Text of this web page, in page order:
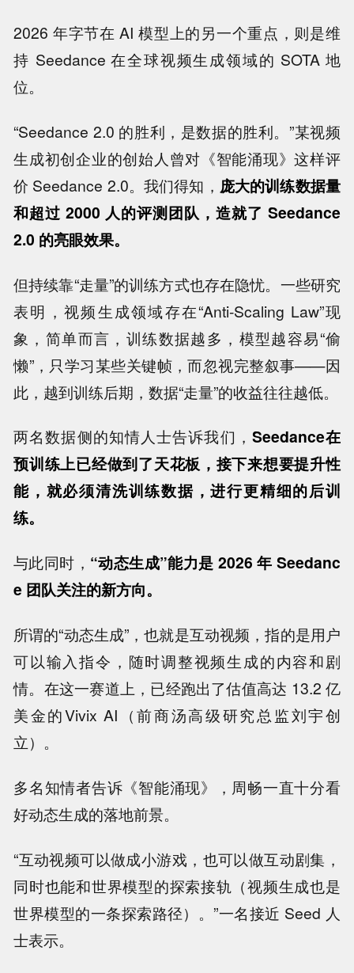
2026 年字节在 AI 模型上的另一个重点，则是维
持 Seedance 在全球视频生成领域的 SOTA 地
位。
“Seedance 2.0 的胜利，是数据的胜利。”某视频
生成初创企业的创始人曾对《智能涌现》这样评
价 Seedance 2.0。我们得知， 庞大的训练数据量
和超过 2000 人的评测团队，造就了 Seedance
2.0 的亮眼效果。
但持续靠“走量”的训练方式也存在隐忧。一些研究
表明，视频生成领域存在“Anti-Scaling Law”现
象，简单而言，训练数据越多，模型越容易“偷
懒”，只学习某些关键帧，而忽视完整叙事——因
此，越到训练后期，数据“走量”的收益往往越低。
两名数据侧的知情人士告诉我们， Seedance在
预训练上已经做到了天花板，接下来想要提升性
能，就必须清洗训练数据，进行更精细的后训
练。
与此同时， “动态生成”能力是 2026 年 Seedanc
e 团队关注的新方向。
所谓的“动态生成”，也就是互动视频，指的是用户
可以输入指令，随时调整视频生成的内容和剧
情。在这一赛道上，已经跑出了估值高达 13.2 亿
美金的Vivix AI（前商汤高级研究总监刘宇创
立）。
多名知情者告诉《智能涌现》，周畅一直十分看
好动态生成的落地前景。
“互动视频可以做成小游戏，也可以做互动剧集，
同时也能和世界模型的探索接轨（视频生成也是
世界模型的一条探索路径）。”一名接近 Seed 人
士表示。